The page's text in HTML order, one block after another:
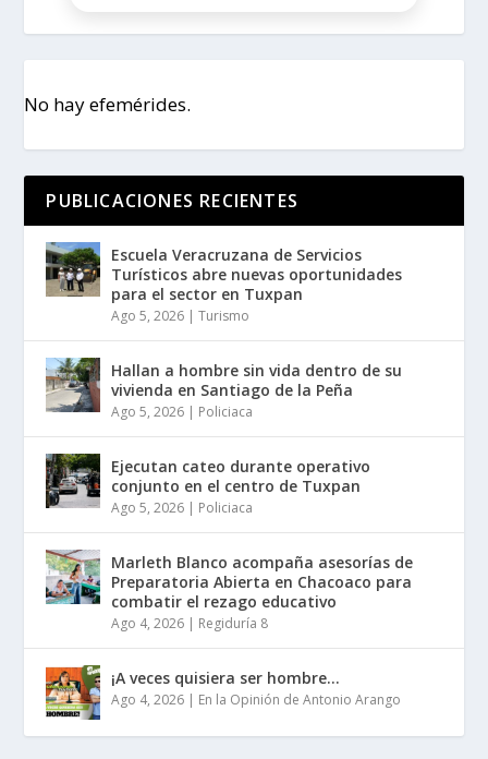
No hay efemérides.
PUBLICACIONES RECIENTES
Escuela Veracruzana de Servicios
Turísticos abre nuevas oportunidades
para el sector en Tuxpan
Ago 5, 2026 |Turismo
Hallan a hombre sin vida dentro de su
vivienda en Santiago de la Peña
Ago 5, 2026 | Policiaca
Ejecutan cateo durante operativo
conjunto en el centro de Tuxpan
Ago 5, 2026 | Policiaca
Marleth Blanco acompaña asesorías de
Preparatoria Abierta en Chacoaco para
combatir el rezago educativo
Ago 4, 2026 | Regiduría 8
¡A veces quisiera ser hombre…
Ago 4, 2026 | En la Opinión de Antonio Arango